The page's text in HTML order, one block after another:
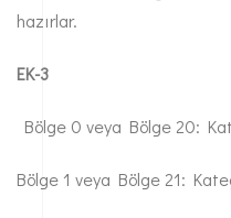
hazırlar.
EK-3
Bölge 0 veya Bölge 20:
Bölge 1 veya Bölge 21: